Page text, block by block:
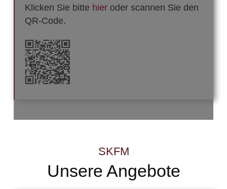
Klicken Sie bitte hieroder scannen Sie den
QR-Code.
SKFM
Unsere Angebote